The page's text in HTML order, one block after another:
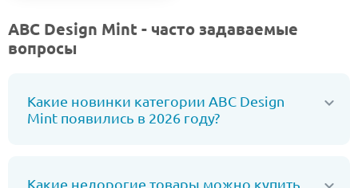
ABC Design Mint - часто задаваемые
вопросы
Какие новинки категории ABC Design
Mint появились в 2026 году?
Какие недорогие товары можно купить